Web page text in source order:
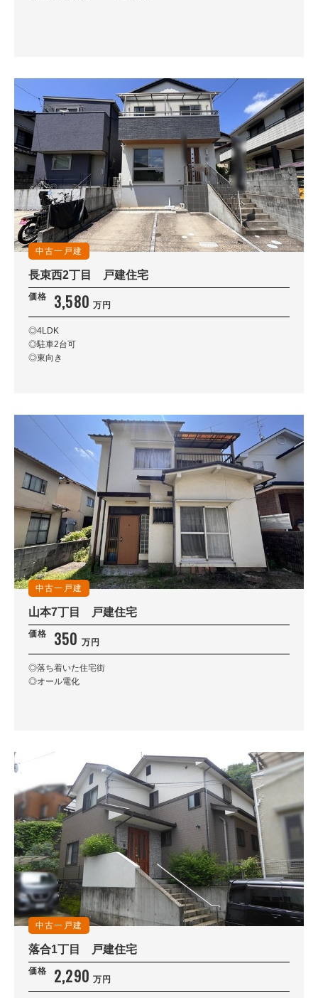
中古一戸建
長束西2丁目 戸建住宅
価格 3,580 万円
◎4LDK
◎駐車2台可
◎東向き
中古一戸建
山本7丁目 戸建住宅
価格 350 万円
◎落ち着いた住宅街
◎オール電化
中古一戸建
落合1丁目 戸建住宅
価格 2,290 万円